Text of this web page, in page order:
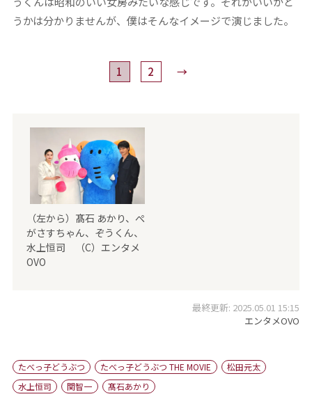
うかは分かりませんが、僕はそんなイメージで演じました。
1 2 →
（左から）髙石 あかり、ぺ
がさすちゃん、ぞうくん、
水上恒司 （C）エンタメ
OVO
最終更新: 2025.05.01 15:15
エンタメOVO
たべっ子どうぶつ たべっ子どうぶつ THE MOVIE
松田元太
水上恒司
関智一 髙石あかり